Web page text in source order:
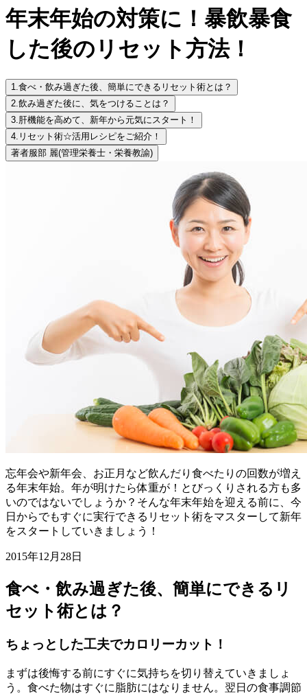
年末年始の対策に！暴飲暴食
した後のリセット方法！
1.食べ・飲み過ぎた後、簡単にできるリセット術とは？
2.飲み過ぎた後に、気をつけることは？
3.肝機能を高めて、新年から元気にスタート！
4. リセット術☆活用レシピをご紹介！
著者服部 麗(管理栄養士・栄養教諭)
忘年会や新年会、お正月など飲んだり食べたりの回数が増え
る年末年始。年が明けたら体重が！とびっくりされる方も多
いのではないでしょうか？そんな年末年始を迎える前に、今
日からでもすぐに実行できるリセット術をマスターして新年
をスタートしていきましょう！
2015年12月28日
食べ・飲み過ぎた後、簡単にできるリ
セット術とは？
ちょっとした工夫でカロリーカット！
まずは後悔する前にすぐに気持ちを切り替えていきましょ
う。食べた物はすぐに脂肪にはなりません。翌日の食事調節